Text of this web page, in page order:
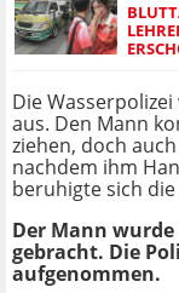
Die
aus. Den Mann
ziehen, doch
nachdem ihm
beruhigte sich die
Der Mann
gebracht. Die
aufgenommen.